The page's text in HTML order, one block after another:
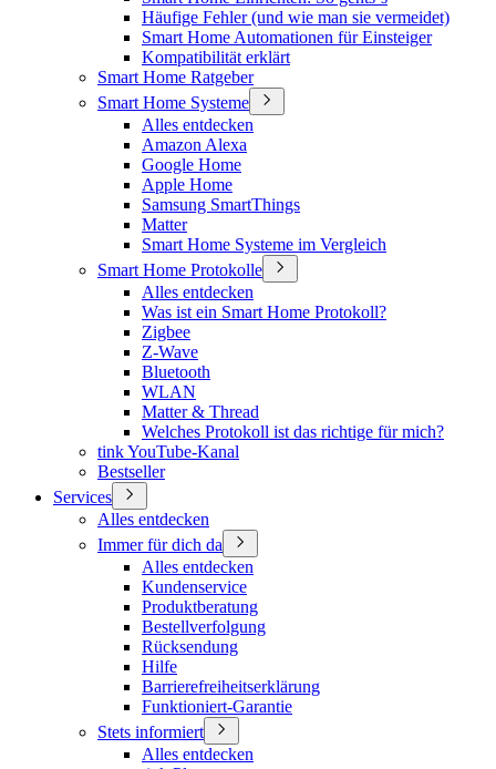
Häufige Fehler (und wie man sie vermeidet)
Smart Home Automationen für Einsteiger
Kompatibilität erklärt
Smart Home Ratgeber
Smart Home Systeme
Alles entdecken
Amazon Alexa
Google Home
Apple Home
Samsung SmartThings
Matter
Smart Home Systeme im Vergleich
Smart Home Protokolle
Alles entdecken
Was ist ein Smart Home Protokoll?
Zigbee
Z-Wave
Bluetooth
WLAN
Matter & Thread
Welches Protokoll ist das richtige für mich?
tink YouTube-Kanal
Bestseller
Services
Alles entdecken
Immer für dich da
Alles entdecken
Kundenservice
Produktberatung
Bestellverfolgung
Rücksendung
Hilfe
Barrierefreiheitserklärung
Funktioniert-Garantie
Stets informiert
Alles entdecken